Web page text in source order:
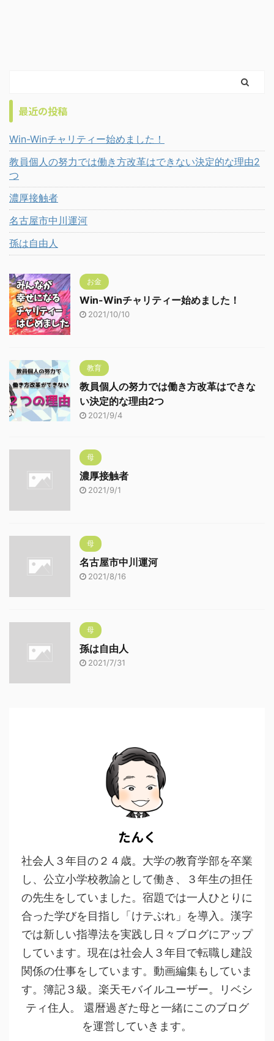
最近の投稿
Win-Winチャリティー始めました！
教員個人の努力では働き方改革はできない決定的な理由2
つ
濃厚接触者
名古屋市中川運河
孫は自由人
お金
Win-Winチャリティー始めました！
2021/10/10
教育
教員個人の努力では働き方改革はできな
い決定的な理由2つ
2021/9/4
母
濃厚接触者
2021/9/1
母
名古屋市中川運河
2021/8/16
母
孫は自由人
2021/7/31
たんく
社会人３年目の２４歳。大学の教育学部を卒業
し、公立小学校教諭として働き、３年生の担任
の先生をしていました。宿題では一人ひとりに
合った学びを目指し「けテぶれ」を導入。漢字
では新しい指導法を実践し日々ブログにアップ
しています。現在は社会人３年目で転職し建設
関係の仕事をしています。動画編集もしていま
す。簿記３級。楽天モバイルユーザー。リベシ
ティ住人。 還暦過ぎた母と一緒にこのブログ
を運営していきます。